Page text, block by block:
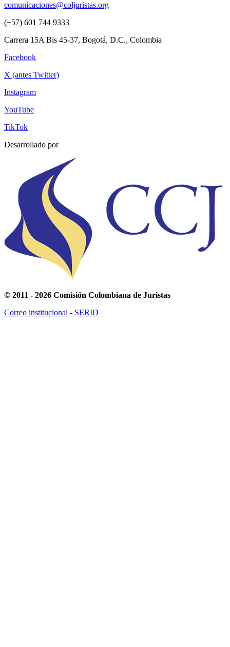
comunicaciones@coljuristas.org
(+57) 601 744 9333
Carrera 15A Bis 45-37, Bogotá, D.C., Colombia
Facebook
X (antes Twitter)
Instagram
YouTube
TikTok
Desarrollado por
© 2011 - 2026 Comisión Colombiana de Juristas
Correo institucional - SERID